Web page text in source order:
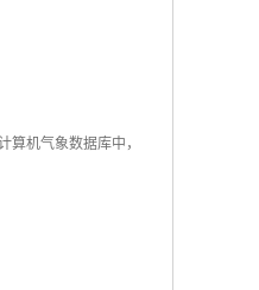
算机气象数据库中，